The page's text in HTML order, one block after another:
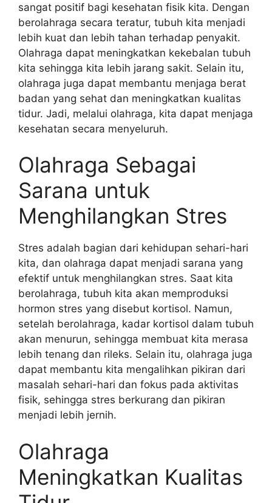
sangat positif bagi kesehatan fisik kita. Dengan
berolahraga secara teratur, tubuh kita menjadi
lebih kuat dan lebih tahan terhadap penyakit.
Olahraga dapat meningkatkan kekebalan tubuh
kita sehingga kita lebih jarang sakit. Selain itu,
olahraga juga dapat membantu menjaga berat
badan yang sehat dan meningkatkan kualitas
tidur. Jadi, melalui olahraga, kita dapat menjaga
kesehatan secara menyeluruh.
Olahraga Sebagai
Sarana untuk
Menghilangkan Stres
Stres adalah bagian dari kehidupan sehari-hari
kita, dan olahraga dapat menjadi sarana yang
efektif untuk menghilangkan stres. Saat kita
berolahraga, tubuh kita akan memproduksi
hormon stres yang disebut kortisol. Namun,
setelah berolahraga, kadar kortisol dalam tubuh
akan menurun, sehingga membuat kita merasa
lebih tenang dan rileks. Selain itu, olahraga juga
dapat membantu kita mengalihkan pikiran dari
masalah sehari-hari dan fokus pada aktivitas
fisik, sehingga stres berkurang dan pikiran
menjadi lebih jernih.
Olahraga
Meningkatkan Kualitas